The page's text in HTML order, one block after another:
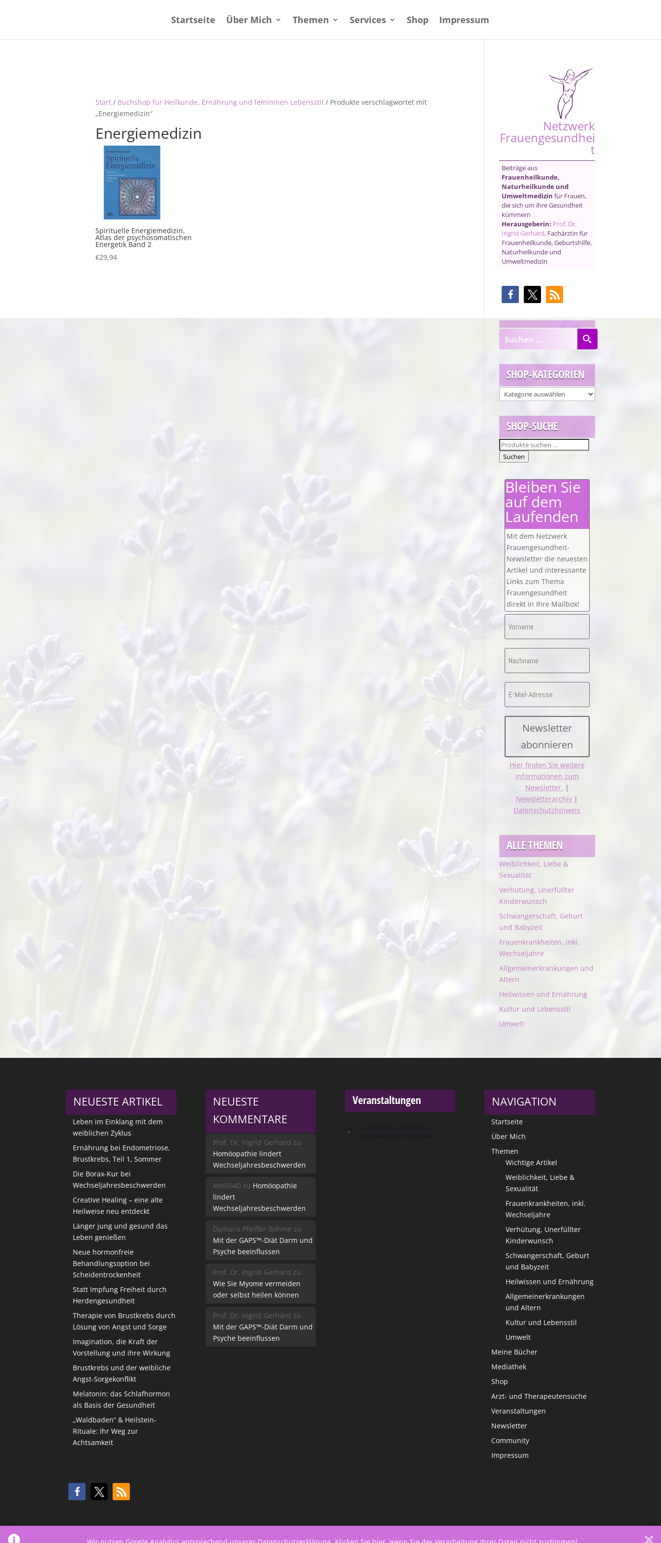
Startseite Über Mich Themen Services Shop Impressum
Start/ Buchshop für Heilkunde, Ernährung und femininen Lebensstil / Produkte verschlagwortet mit
„Energiemedizin“
Energiemedizin
Spirituelle Energiemedizin.
Atlas der psychosomatischen
Energetik Band 2
€29,94
Netzwerk
Frauengesundhei
t
Beiträge aus
Frauenheilkunde,
Naturheilkunde und
Umweltmedizin für Frauen,
die sich um ihre Gesundheit
kümmern
Herausgeberin: Prof. Dr.
Ingrid Gerhard, Fachärztin für
Frauenheilkunde, Geburtshilfe,
Naturheilkunde und
Umweltmedizin
SHOP-KATEGORIEN
SHOP-SUCHE
Suchen
nach:
Suchen
Bleiben Sie
auf dem
Laufenden
Mit dem Netzwerk
Frauengesundheit-
Newsletter die neuesten
Artikel und interessante
Links zum Thema
Frauengesundheit
direkt in Ihre Mailbox!
Newsletter
abonnieren
Hier finden Sie weitere
Informationen zum
Newsletter. |
Newsletterarchiv |
Datenschutzhinweis
ALLE THEMEN
Weiblichkeit, Liebe &
Sexualität
Verhütung, Unerfüllter
Kinderwunsch
Schwangerschaft, Geburt
und Babyzeit
Frauenkrankheiten, inkl.
Wechseljahre
Allgemeinerkrankungen und
Altern
Heilwissen und Ernährung
Kultur und Lebensstil
Umwelt
NEUESTE ARTIKEL
Leben im Einklang mit dem
weiblichen Zyklus
Ernährung bei Endometriose,
Brustkrebs, Teil 1, Sommer
Die Borax-Kur bei
Wechseljahresbeschwerden
Creative Healing – eine alte
Heilweise neu entdeckt
Länger jung und gesund das
Leben genießen
Neue hormonfreie
Behandlungsoption bei
Scheidentrockenheit
Statt Impfung Freiheit durch
Herdengesundheit
Therapie von Brustkrebs durch
Lösung von Angst und Sorge
Imagination, die Kraft der
Vorstellung und ihre Wirkung
Brustkrebs und der weibliche
Angst-Sorgekonflikt
Melatonin: das Schlafhormon
als Basis der Gesundheit
„Waldbaden“ & Heilstein-
Rituale: Ihr Weg zur
Achtsamkeit
NEUESTE
KOMMENTARE
Prof. Dr. Ingrid Gerhard zu
Homöopathie lindert
Wechseljahresbeschwerden
Melli040 zu Homöopathie
lindert
Wechseljahresbeschwerden
Damaris Pfeiffer-Böhme zu
Mit der GAPS™-Diät Darm und
Psyche beeinflussen
Prof. Dr. Ingrid Gerhard zu
Wie Sie Myome vermeiden
oder selbst heilen können
Prof. Dr. Ingrid Gerhard zu
Mit der GAPS™-Diät Darm und
Psyche beeinflussen
Veranstaltungen
Hinweis
NAVIGATION
Startseite
Über Mich
Themen
Wichtige Artikel
Weiblichkeit, Liebe &
Sexualität
Frauenkrankheiten, inkl.
Wechseljahre
Verhütung, Unerfüllter
Kinderwunsch
Schwangerschaft, Geburt
und Babyzeit
Heilwissen und Ernährung
Allgemeinerkrankungen
und Altern
Kultur und Lebensstil
Umwelt
Meine Bücher
Mediathek
Shop
Arzt- und Therapeutensuche
Veranstaltungen
Newsletter
Community
Impressum